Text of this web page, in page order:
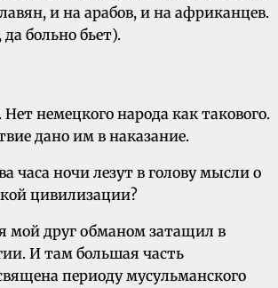
и на арабов, и на африканцев.
больно бьет).
немецкого народа как такового.
дано им в наказание.
часа ночи лезут в голову мысли о
цивилизации?
мой друг обманом затащил в
И там большая часть
периоду мусульманского